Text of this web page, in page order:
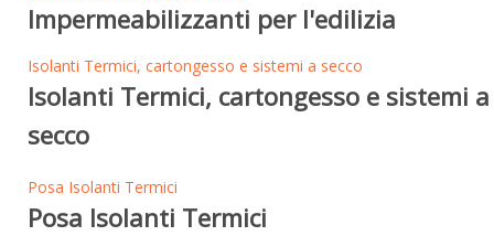
Impermeabilizzanti per l'edilizia
Isolanti Termici, cartongesso e sistemi a secco
Isolanti Termici, cartongesso e sistemi a
secco
Posa Isolanti Termici
Posa Isolanti Termici